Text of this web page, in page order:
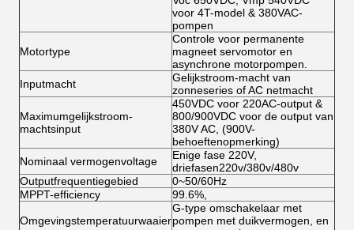
voor 4T-model & 380VAC-
pompen
Motortype
Controle voor permanente
magneet servomotor en
asynchrone motorpompen.
Inputmacht
Gelijkstroom-macht van
zonneseries of AC netmacht
Maximumgelijkstroom-
machtsinput
450VDC voor 220AC-output &
800/900VDC voor de output van
380V AC, (900V-
behoeftenopmerking)
Nominaal vermogenvoltage
Enige fase 220V,
driefasen220v/380v/480v
Outputfrequentiegebied
0~50/60Hz
MPPT-efficiency
99.6%,
Omgevingstemperatuurwaaier
G-type omschakelaar met
pompen met duikvermogen, en